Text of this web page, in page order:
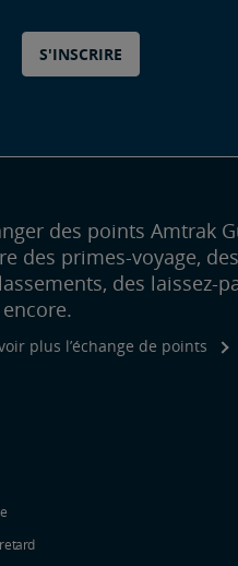
S'INSCRIRE
des points Amtrak
des primes-voyage, des
des laissez-
plus l’échange de points